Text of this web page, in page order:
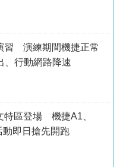
習 演練期間機捷正常
、行動網路降速
特區登場 機捷A1、
即日搶先開跑